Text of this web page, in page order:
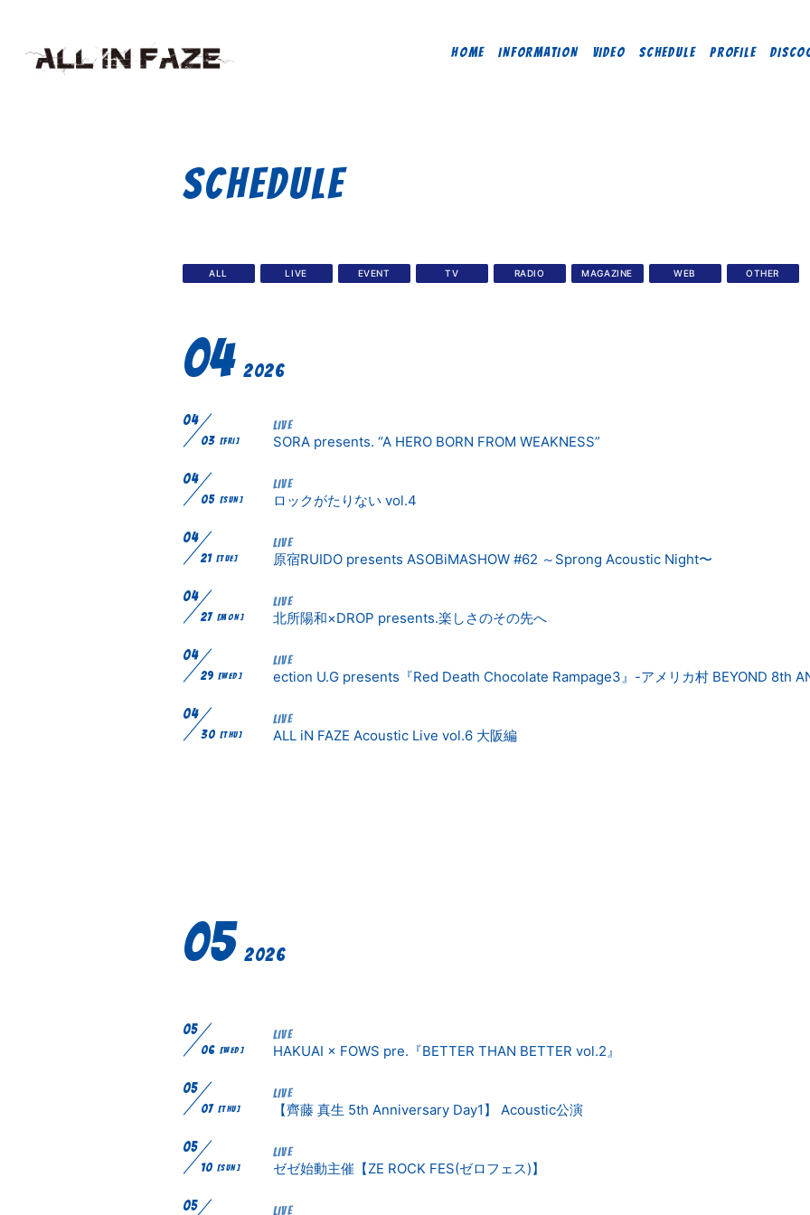
HOME INFORMATION VIDEO SCHEDULE PROFILE
SCHEDULE
ALL LIVE EVENT TV RADIO MAGAZINE WEB OTHER
04 2026
04
03 [FRI]
LIVE
SORA presents. “A HERO BORN FROM WEAKNESS”
04
05 [SUN]
LIVE
ロックがたりない vol.4
04
21 [TUE]
LIVE
原宿RUIDO presents ASOBiMASHOW #62 ～Sprong Acoustic Night〜
04
27 [MON]
LIVE
北所陽和×DROP presents.楽しさのその先へ
04
29 [WED]
LIVE
ection U.G presents『Red Death Chocolate Rampage3』-アメリカ村 BEYOND 8th
04
30 [THU]
LIVE
ALL iN FAZE Acoustic Live vol.6 大阪編
05 2026
05
06 [WED]
LIVE
HAKUAI × FOWS pre.『BETTER THAN BETTER vol.2』
05
07 [THU]
LIVE
【齊藤 真生 5th Anniversary Day1】 Acoustic公演
05
10 [SUN]
LIVE
ゼゼ始動主催【ZE ROCK FES(ゼロフェス)】
05 LIVE